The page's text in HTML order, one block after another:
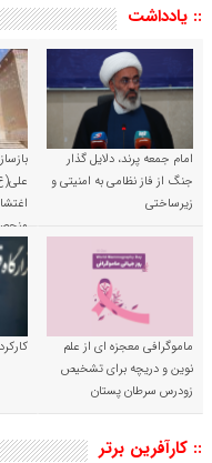
:: یادداشت
امام جمعه پرند، دلایل گذار
جنگ از فاز نظامی به امنیتی و
زیرساختی
ماموگرافی معجزه ای از علم
نوین و دریچه برای تشخیص
زودرس سرطان پستان
:: کارآفرین برتر